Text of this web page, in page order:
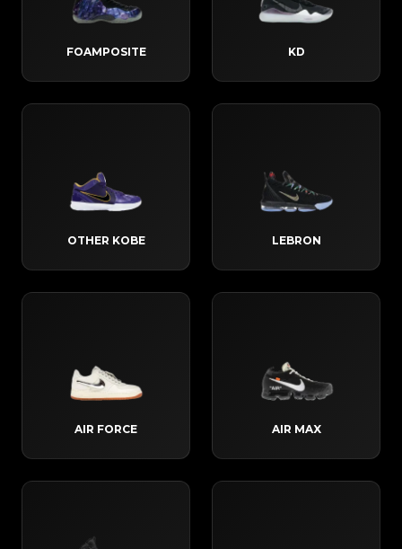
FOAMPOSITE KD
OTHER KOBE LEBRON
AIR FORCE AIR MAX